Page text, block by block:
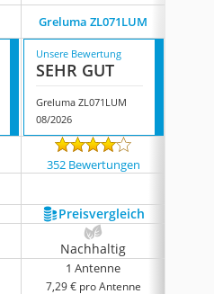
Greluma ZL071LUM
Unsere Bewertung
SEHR GUT
Greluma ZL071LUM
08/2026
352 Bewertungen
Preis­vergleich
Nachhaltig
1 Antenne
7,29 € pro Antenne